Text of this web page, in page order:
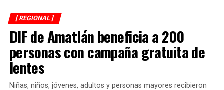
[ REGIONAL ]
DIF de Amatlán beneficia a 200
personas con campaña gratuita de
lentes
Niñas, niños, jóvenes, adultos y personas mayores recibieron